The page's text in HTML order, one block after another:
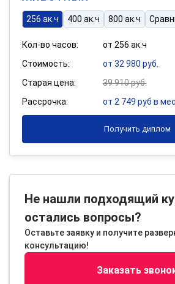
256 ак.ч 400 ак.ч 800 ак.ч
Кол-во часов:
от 256 ак.ч
Стоимость:
от 32 980 руб.
Старая цена:
39 910 руб.
Рассрочка:
от 2 749 руб в
Получить диплом
Не нашли подходящий
остались вопросы?
Оставьте заявку и получите
консультацию!
Заказать